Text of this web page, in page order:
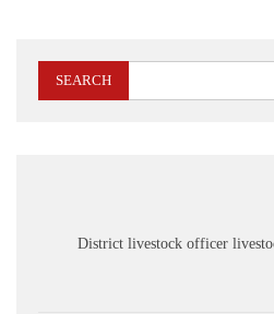
District livestock officer